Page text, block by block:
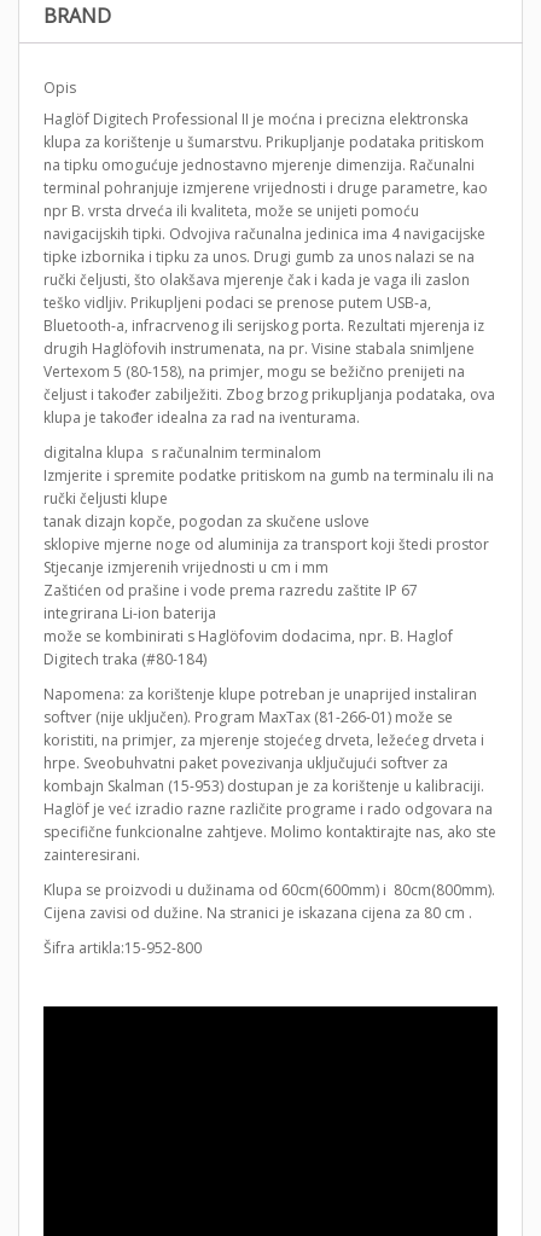
BRAND
Opis
Haglöf Digitech Professional II je moćna i precizna elektronska
klupa za korištenje u šumarstvu. Prikupljanje podataka pritiskom
na tipku omogućuje jednostavno mjerenje dimenzija. Računalni
terminal pohranjuje izmjerene vrijednosti i druge parametre, kao
npr B. vrsta drveća ili kvaliteta, može se unijeti pomoću
navigacijskih tipki. Odvojiva računalna jedinica ima 4 navigacijske
tipke izbornika i tipku za unos. Drugi gumb za unos nalazi se na
ručki čeljusti, što olakšava mjerenje čak i kada je vaga ili zaslon
teško vidljiv. Prikupljeni podaci se prenose putem USB-a,
Bluetooth-a, infracrvenog ili serijskog porta. Rezultati mjerenja iz
drugih Haglöfovih instrumenata, na pr. Visine stabala snimljene
Vertexom 5 (80-158), na primjer, mogu se bežično prenijeti na
čeljust i također zabilježiti. Zbog brzog prikupljanja podataka, ova
klupa je također idealna za rad na iventurama.
digitalna klupa s računalnim terminalom
Izmjerite i spremite podatke pritiskom na gumb na terminalu ili na
ručki čeljusti klupe
tanak dizajn kopče, pogodan za skučene uslove
sklopive mjerne noge od aluminija za transport koji štedi prostor
Stjecanje izmjerenih vrijednosti u cm i mm
Zaštićen od prašine i vode prema razredu zaštite IP 67
integrirana Li-ion baterija
može se kombinirati s Haglöfovim dodacima, npr. B. Haglof
Digitech traka (#80-184)
Napomena: za korištenje klupe potreban je unaprijed instaliran
softver (nije uključen). Program MaxTax (81-266-01) može se
koristiti, na primjer, za mjerenje stojećeg drveta, ležećeg drveta i
hrpe. Sveobuhvatni paket povezivanja uključujući softver za
kombajn Skalman (15-953) dostupan je za korištenje u kalibraciji.
Haglöf je već izradio razne različite programe i rado odgovara na
specifične funkcionalne zahtjeve. Molimo kontaktirajte nas, ako ste
zainteresirani.
Klupa se proizvodi u dužinama od 60cm(600mm) i 80cm(800mm).
Cijena zavisi od dužine. Na stranici je iskazana cijena za 80 cm .
Šifra artikla:15-952-800